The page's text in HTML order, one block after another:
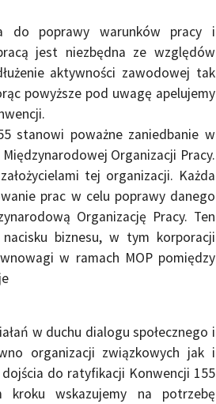
do poprawy warunków pracy i
jest niezbędna ze względów
aktywności zawodowej tak
powyższe pod uwagę apelujemy
stanowi poważne zaniedbanie w
Organizacji Pracy.
tej organizacji. Każda
prac w celu poprawy danego
Organizację Pracy. Ten
biznesu, w tym korporacji
w ramach MOP pomiędzy
w duchu dialogu społecznego i
organizacji związkowych jak i
do ratyfikacji Konwencji 155
wskazujemy na potrzebę